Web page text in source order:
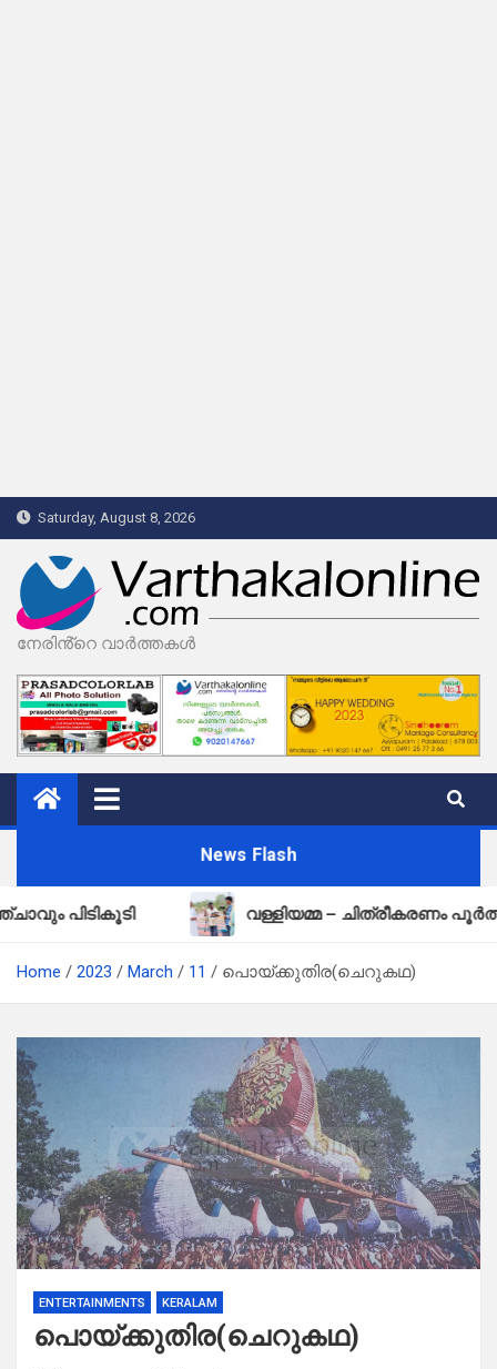
Skip
to
content
Saturday, August 8, 2026
നേരിൻ്റെ വാർത്തകൾ
News Flash
വള്ളിയമ്മ – ചിത്രീകരണം പൂർത്തിയായി
Home 2023 March 11 പൊയ്ക്കുതിര(ചെറുകഥ)
ENTERTAINMENTS KERALAM
പൊയ്ക്കുതിര(ചെറുകഥ)